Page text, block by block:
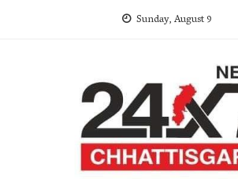
Sunday, August 9